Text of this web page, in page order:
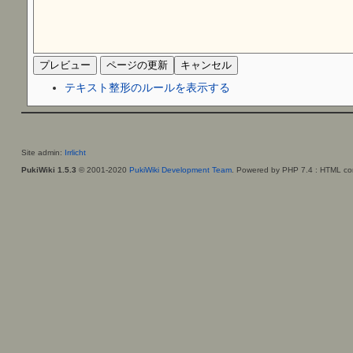
テキスト整形のルールを表示する
Site admin: Irrlicht
PukiWiki 1.5.3 © 2001-2020 PukiWiki Development Team. Powered by PHP 7.4 : HTML